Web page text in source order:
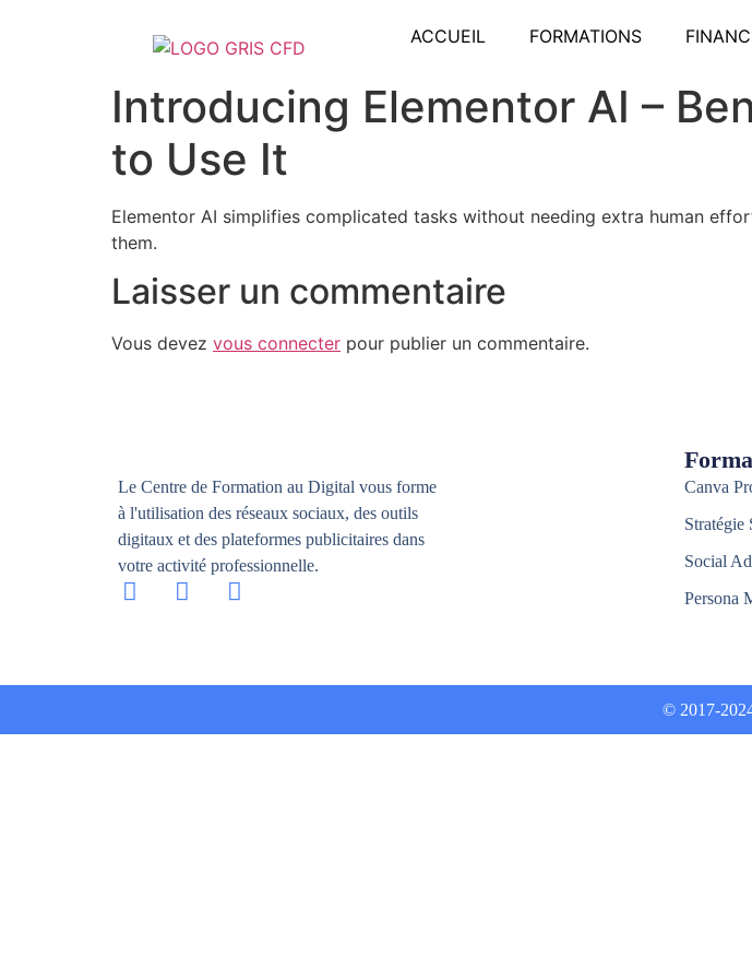
ACCUEIL FORMATIONS
Introducing Elementor AI –
to Use It
Elementor AI simplifies complicated tasks without needing extra human
them.
Laisser un commentaire
Vous devez vous connecter pour publier un commentaire.
Le Centre de Formation au Digital vous forme
à l'utilisation des réseaux sociaux, des outils
digitaux et des plateformes publicitaires dans
votre activité professionnelle.
Canva
Stratégie
Social
Persona
© 2017-